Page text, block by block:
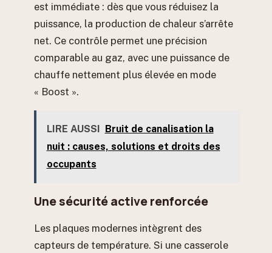
est immédiate : dès que vous réduisez la
puissance, la production de chaleur s’arrête
net. Ce contrôle permet une précision
comparable au gaz, avec une puissance de
chauffe nettement plus élevée en mode
« Boost ».
LIRE AUSSI
Bruit de canalisation la
nuit : causes, solutions et droits des
occupants
Une sécurité active renforcée
Les plaques modernes intègrent des
capteurs de température. Si une casserole